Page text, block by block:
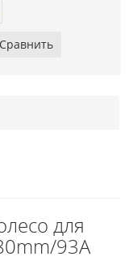
Сравнить
для
93A